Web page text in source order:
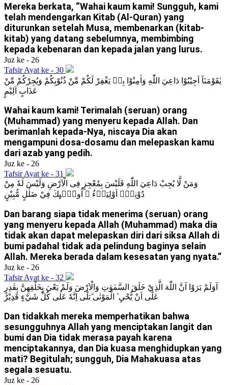
Mereka berkata, “Wahai kaum kami! Sungguh, kami
telah mendengarkan Kitab (Al-Quran) yang
diturunkan setelah Musa, membenarkan (kitab-
kitab) yang datang sebelumnya, membimbing
kepada kebenaran dan kepada jalan yang lurus.
Juz ke - 26
Tafsir Ayat ke - 30
يٰقَوْمَنَآ اَجِيْبُوْا دَاعِيَ اللّٰهِ وَاٰمِنُوْا بِهٖ يَغْفِرْ لَكُمْ مِّنْ ذُنُوْبِكُمْ وَيُجِرْكُمْ مِّنْ
عَذَابٍ اَلِيْمٍ
Wahai kaum kami! Terimalah (seruan) orang
(Muhammad) yang menyeru kepada Allah. Dan
berimanlah kepada-Nya, niscaya Dia akan
mengampuni dosa-dosamu dan melepaskan kamu
dari azab yang pedih.
Juz ke - 26
Tafsir Ayat ke - 31
وَمَنْ لَّا يُجِبْ دَاعِيَ اللّٰهِ فَلَيْسَ بِمُعْجِزٍ فِى الْاَرْضِ وَلَيْسَ لَهٗ مِنْ
دُوْنِهٖٓ اَوْلِيَاۤءُ ۗ اُولٰۤىِٕكَ فِيْ ضَلٰلٍ مُّبِيْنٍ
Dan barang siapa tidak menerima (seruan) orang
yang menyeru kepada Allah (Muhammad) maka dia
tidak akan dapat melepaskan diri dari siksa Allah di
bumi padahal tidak ada pelindung baginya selain
Allah. Mereka berada dalam kesesatan yang nyata.”
Juz ke - 26
Tafsir Ayat ke - 32
اَوَلَمْ يَرَوْا اَنَّ اللّٰهَ الَّذِيْ خَلَقَ السَّمٰوٰتِ وَالْاَرْضَ وَلَمْ يَعْيَ بِخَلْقِهِنَّ بِقٰدِرٍ
عَلٰٓى اَنْ يُّحْيِ َۧ الْمَوْتٰى ۗبَلٰٓى اِنَّهٗ عَلٰى كُلِّ شَيْءٍ قَدِيْرٌ
Dan tidakkah mereka memperhatikan bahwa
sesungguhnya Allah yang menciptakan langit dan
bumi dan Dia tidak merasa payah karena
menciptakannya, dan Dia kuasa menghidupkan yang
mati? Begitulah; sungguh, Dia Mahakuasa atas
segala sesuatu.
Juz ke - 26